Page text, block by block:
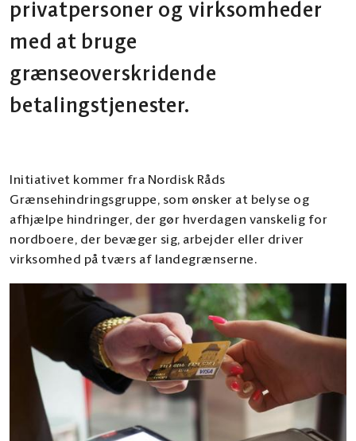
privatpersoner og virksomheder
med at bruge
grænseoverskridende
betalingstjenester.
Initiativet kommer fra Nordisk Råds
Grænsehindringsgruppe, som ønsker at belyse og
afhjælpe hindringer, der gør hverdagen vanskelig for
nordboere, der bevæger sig, arbejder eller driver
virksomhed på tværs af landegrænserne.